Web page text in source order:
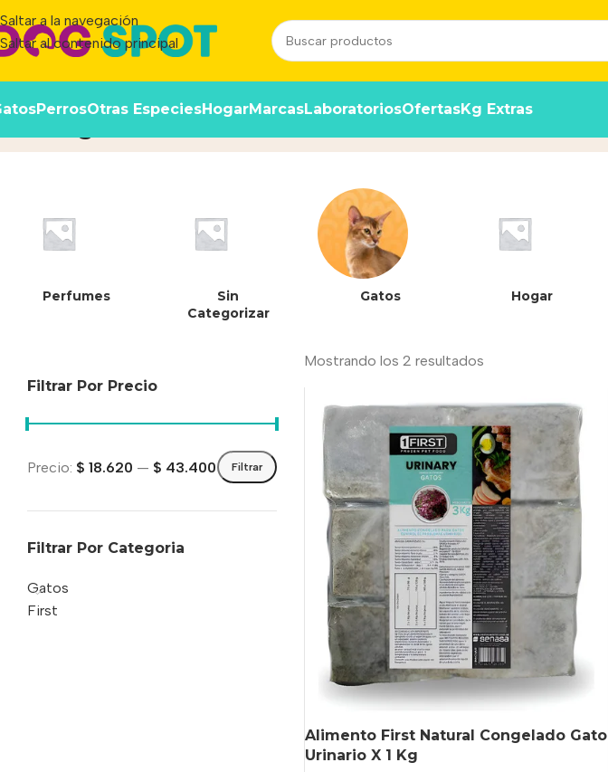
Saltar a la navegación
Saltar al contenido principal
PerrosOtras EspeciesHogarMarcasLaboratoriosOfertasKg Extras
Perfumes
Sin
Categorizar
Gatos Hogar
Filtrar Por Precio
Filtrar
Precio: $ 18.620 — $ 43.400
Filtrar Por Categoria
Gatos
First
Mostrando los 2 resultados
Alimento First Natural Congelado Gato
Urinario X 1 Kg